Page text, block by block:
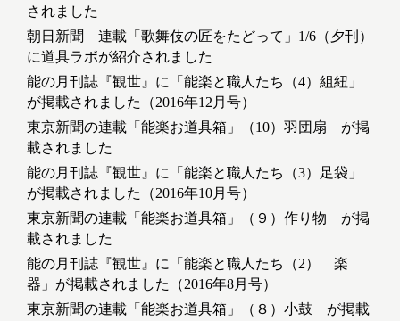
されました
朝日新聞 連載「歌舞伎の匠をたどって」1/6（夕刊）
に道具ラボが紹介されました
能の月刊誌『観世』に「能楽と職人たち（4）組紐」
が掲載されました（2016年12月号）
東京新聞の連載「能楽お道具箱」（10）羽団扇 が掲
載されました
能の月刊誌『観世』に「能楽と職人たち（3）足袋」
が掲載されました（2016年10月号）
東京新聞の連載「能楽お道具箱」（９）作り物 が掲
載されました
能の月刊誌『観世』に「能楽と職人たち（2） 楽
器」が掲載されました（2016年8月号）
東京新聞の連載「能楽お道具箱」（８）小鼓 が掲載